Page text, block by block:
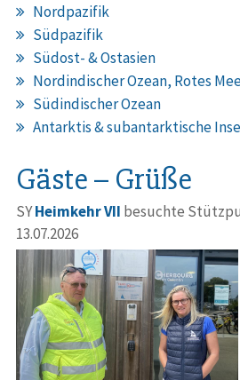
Nordpazifik
Südpazifik
Südost- & Ostasien
Nordindischer Ozean, Rotes
Südindischer Ozean
Antarktis & subantarktische
Gäste – Grüße
SYHeimkehr VII besuchte
13.07.2026